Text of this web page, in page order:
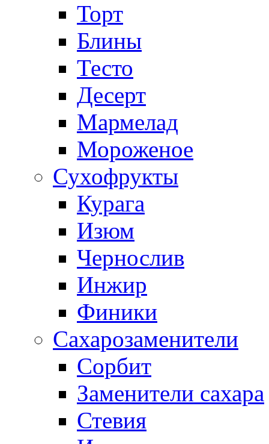
Торт
Блины
Тесто
Десерт
Мармелад
Мороженое
Сухофрукты
Курага
Изюм
Чернослив
Инжир
Финики
Сахарозаменители
Сорбит
Заменители сахара
Стевия